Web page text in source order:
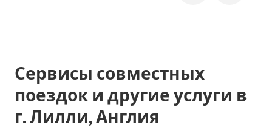
Сервисы совместных
поездок и другие услуги в
г. Лилли, Англия